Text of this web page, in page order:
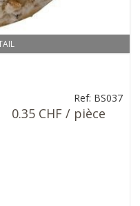
Ref: BS037
0.35 CHF / pièce